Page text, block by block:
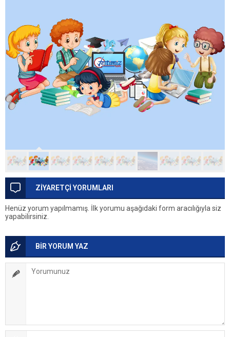
ZİYARETÇİ YORUMLARI
Henüz yorum yapılmamış. İlk yorumu aşağıdaki form aracılığıyla siz
yapabilirsiniz.
BİR YORUM YAZ